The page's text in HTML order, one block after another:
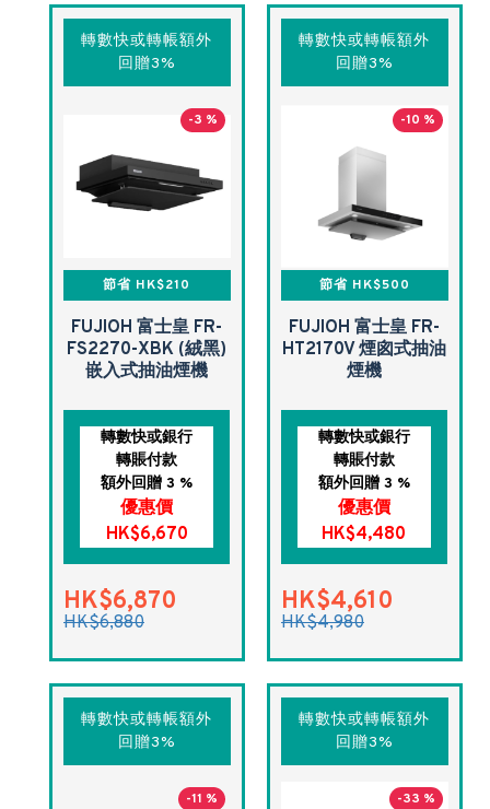
轉數快或轉帳額外
回贈3%
-3 %
節省 HK$210
FUJIOH 富士皇 FR-
FS2270-XBK (絨黑)
嵌入式抽油煙機
轉數快或銀行
轉賬付款
額外回贈 3 %
優惠價
HK$6,670
HK$6,870
HK$6,880
轉數快或轉帳額外
回贈3%
-10 %
節省 HK$500
FUJIOH 富士皇 FR-
HT2170V 煙囪式抽油
煙機
轉數快或銀行
轉賬付款
額外回贈 3 %
優惠價
HK$4,480
HK$4,610
HK$4,980
轉數快或轉帳額外
回贈3%
-11 %
轉數快或轉帳額外
回贈3%
-33 %